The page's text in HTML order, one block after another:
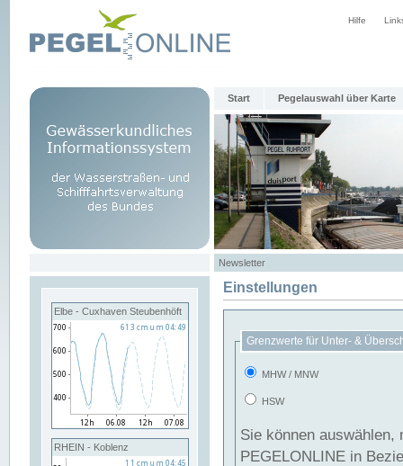
Hilfe
Start Pegelauswahl über Karte
Newsletter
Elbe - Cuxhaven Steubenhöft
RHEIN - Koblenz
Einstellungen
Grenzwerte für Unter- &
MHW / MNW
HSW
Sie können
PEGELONLINE in Beziehung